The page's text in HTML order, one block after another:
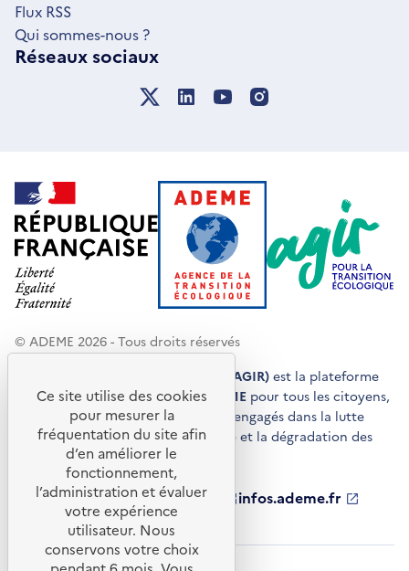
Flux RSS
Qui sommes-nous ?
Réseaux sociaux
© ADEME 2026 - Tous droits réservés
Agir pour la transition écologique (AGIR) est la plateforme
de conseils et de services de l'ADEME pour tous les citoyens,
acteurs économiques et territoires engagés dans la lutte
contre le réchauffement climatique et la dégradation des
ressources.
ademe.fr
S'ouvre
nouvelle
fenêtre
librairie.ademe.fr
S'ouvre
dans
une
nouvelle
fenêtre
infos.ademe.fr
S'ouvre
nouvelle
ademe.fr/presse
S'ouvre
nouvelle
Ce site utilise des cookies
pour mesurer la
fréquentation du site afin
d’en améliorer le
fonctionnement,
l’administration et évaluer
votre expérience
utilisateur. Nous
conservons votre choix